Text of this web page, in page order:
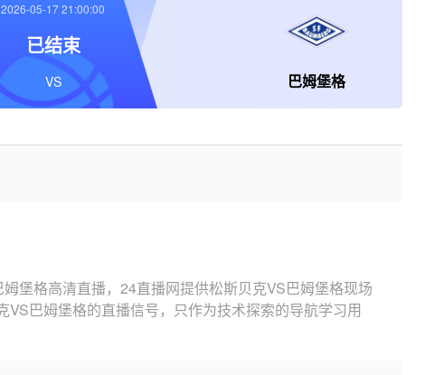
巴姆堡格
2026-05-17 21:00:00
已结束
VS
堡格高清直播，24直播网提供松斯贝克VS巴姆堡格现场
巴姆堡格的直播信号，只作为技术探索的导航学习用